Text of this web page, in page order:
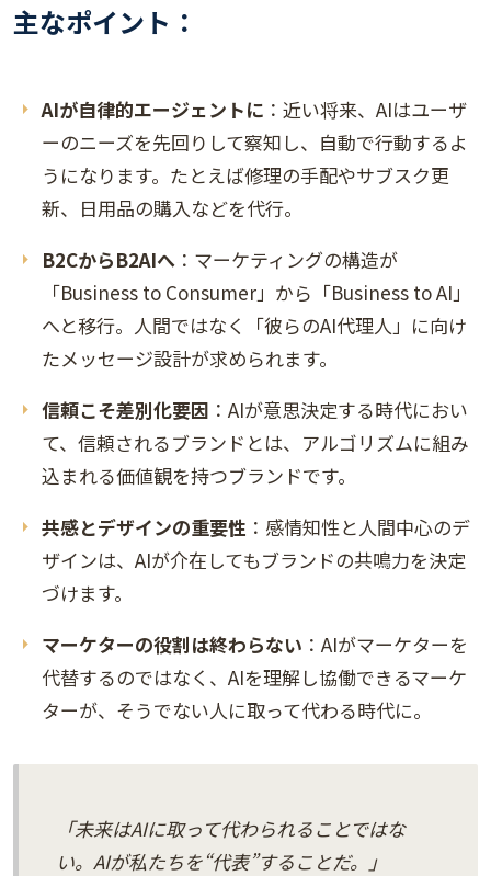
主なポイント：
AIが自律的エージェントに ：近い将来、AIはユーザ
ーのニーズを先回りして察知し、自動で行動するよ
うになります。たとえば修理の手配やサブスク更
新、日用品の購入などを代行。
B2CからB2AIへ：マーケティングの構造が
「Business to Consumer」から「Business to AI」
へと移行。人間ではなく「彼らのAI代理人」に向け
たメッセージ設計が求められます。
信頼こそ差別化要因 ：AIが意思決定する時代におい
て、信頼されるブランドとは、アルゴリズムに組み
込まれる価値観を持つブランドです。
共感とデザインの重要性 ：感情知性と人間中心のデ
ザインは、AIが介在してもブランドの共鳴力を決定
づけます。
マーケターの役割は終わらない ：AIがマーケターを
代替するのではなく、AIを理解し協働できるマーケ
ターが、そうでない人に取って代わる時代に。
「未来はAIに取って代わられることではな
い。AIが私たちを“代表”することだ。」